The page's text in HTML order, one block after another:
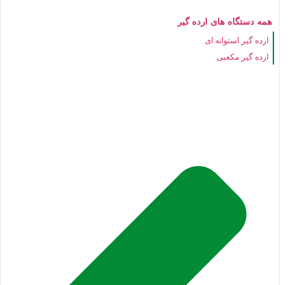
همه دستگاه های ارده گیر
ارده گیر استوانه ای
ارده گیر مکعبی